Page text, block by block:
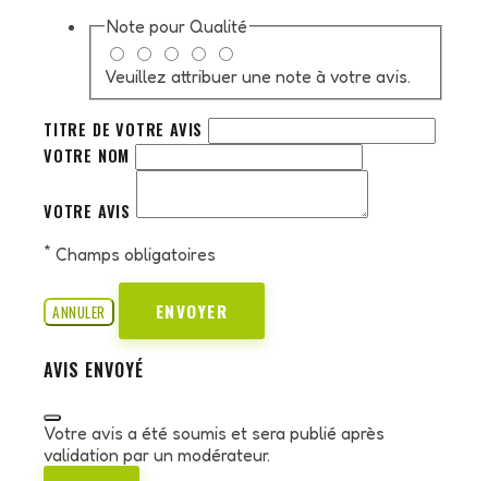
Note pour Qualité
Veuillez attribuer une note à votre avis.
TITRE DE VOTRE AVIS
VOTRE NOM
VOTRE AVIS
* Champs obligatoires
ANNULER ENVOYER
AVIS ENVOYÉ
Votre avis a été soumis et sera publié après
validation par un modérateur.